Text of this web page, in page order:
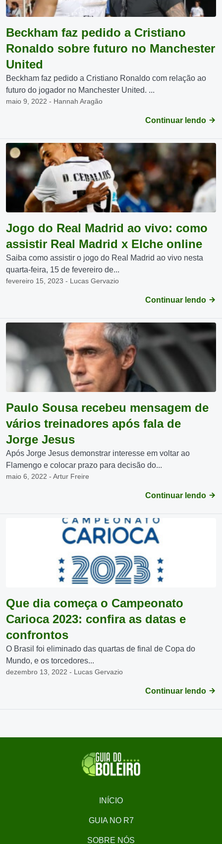
Beckham faz pedido a Cristiano
Ronaldo sobre futuro no Manchester
United
Beckham faz pedido a Cristiano Ronaldo com relação ao
futuro do jogador no Manchester United. ...
maio 9, 2022 - Hannah Aragão
Continuar lendo
Jogo do Real Madrid ao vivo: como
assistir Real Madrid x Elche online
Saiba como assistir o jogo do Real Madrid ao vivo nesta
quarta-feira, 15 de fevereiro de...
fevereiro 15, 2023 - Lucas Gervazio
Continuar lendo
Paulo Sousa recebeu mensagem de
vários treinadores após fala de
Jorge Jesus
Após Jorge Jesus demonstrar interesse em voltar ao
Flamengo e colocar prazo para decisão do...
maio 6, 2022 - Artur Freire
Continuar lendo
Que dia começa o Campeonato
Carioca 2023: confira as datas e
confrontos
O Brasil foi eliminado das quartas de final de Copa do
Mundo, e os torcedores...
dezembro 13, 2022 - Lucas Gervazio
Continuar lendo
INÍCIO
GUIA NO R7
SOBRE NÓS